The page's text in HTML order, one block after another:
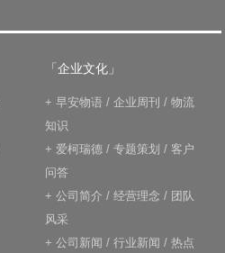
「企业文化」
+ 早安物语 / 企业周刊 / 物流
知识
+ 爱柯瑞德 / 专题策划 / 客户
问答
+ 公司简介 / 经营理念 / 团队
风采
+ 公司新闻 / 行业新闻 / 热点